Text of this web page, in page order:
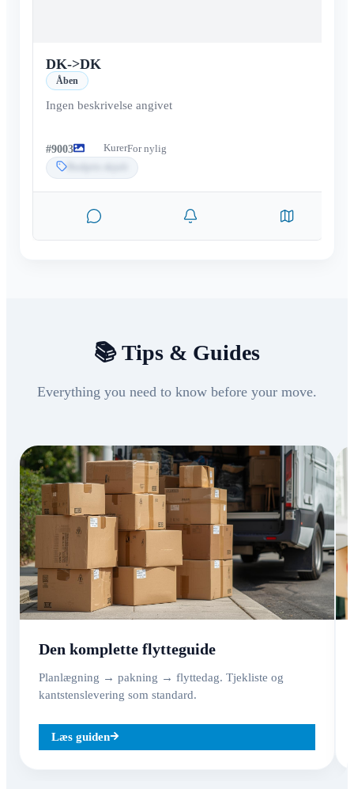
DK->DK
Åben
Ingen beskrivelse angivet
#9003 KurerFor nylig
📚 Tips & Guides
Everything you need to know before your move.
Den komplette flytteguide
Planlægning → pakning → flyttedag. Tjekliste og
kantstenslevering som standard.
Læs guiden